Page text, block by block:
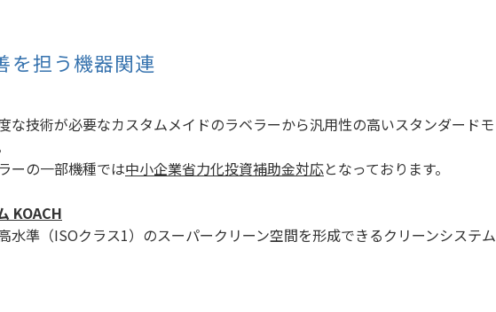
を担う機器関連
な技術が必要なカスタムメイドのラベラーから汎用性の高いスタンダードモ
ーの一部機種では中小企業省力化投資補助金対応となっております。
KOACH
水準（ISOクラス1）のスーパークリーン空間を形成できるクリーンシステム